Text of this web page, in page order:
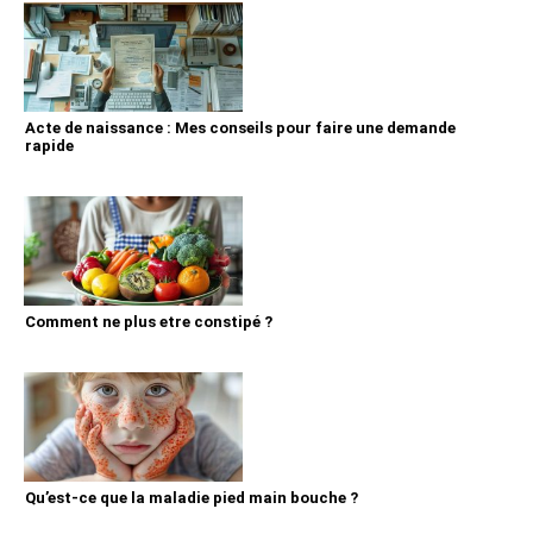
Acte de naissance : Mes conseils pour faire une demande
rapide
Comment ne plus etre constipé ?
Qu’est-ce que la maladie pied main bouche ?